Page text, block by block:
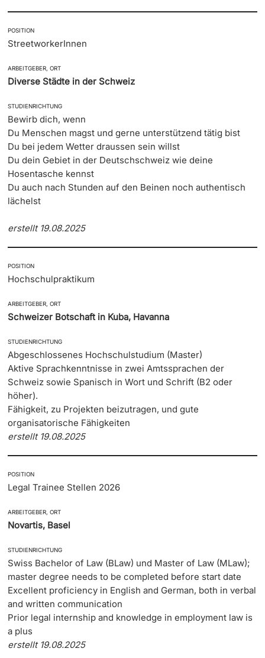
POSITION
StreetworkerInnen
ARBEITGEBER, ORT
Diverse Städte in der Schweiz
STUDIENRICHTUNG
Bewirb dich, wenn
Du Menschen magst und gerne unterstützend tätig bist
Du bei jedem Wetter draussen sein willst
Du dein Gebiet in der Deutschschweiz wie deine
Hosentasche kennst
Du auch nach Stunden auf den Beinen noch authentisch
lächelst
erstellt 19.08.2025
POSITION
Hochschulpraktikum
ARBEITGEBER, ORT
Schweizer Botschaft in Kuba, Havanna
STUDIENRICHTUNG
Abgeschlossenes Hochschulstudium (Master)
Aktive Sprachkenntnisse in zwei Amtssprachen der
Schweiz sowie Spanisch in Wort und Schrift (B2 oder
höher).
Fähigkeit, zu Projekten beizutragen, und gute
organisatorische Fähigkeiten
erstellt 19.08.2025
POSITION
Legal Trainee Stellen 2026
ARBEITGEBER, ORT
Novartis, Basel
STUDIENRICHTUNG
Swiss Bachelor of Law (BLaw) und Master of Law (MLaw);
master degree needs to be completed before start date
Excellent proficiency in English and German, both in verbal
and written communication
Prior legal internship and knowledge in employment law is
a plus
erstellt 19.08.2025